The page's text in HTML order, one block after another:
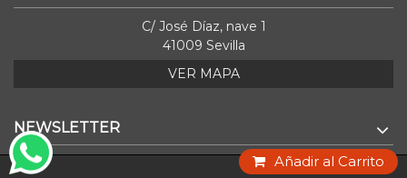
C/ José Díaz, nave 1
41009 Sevilla
VER MAPA
NEWSLETTER
Añadir al Carrito